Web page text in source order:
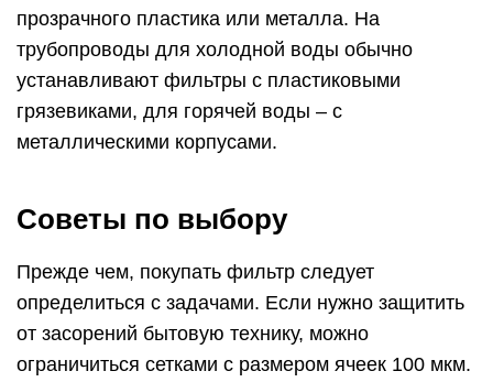
прозрачного пластика или металла. На
трубопроводы для холодной воды обычно
устанавливают фильтры с пластиковыми
грязевиками, для горячей воды – с
металлическими корпусами.
Советы по выбору
Прежде чем, покупать фильтр следует
определиться с задачами. Если нужно защитить
от засорений бытовую технику, можно
ограничиться сетками с размером ячеек 100 мкм.